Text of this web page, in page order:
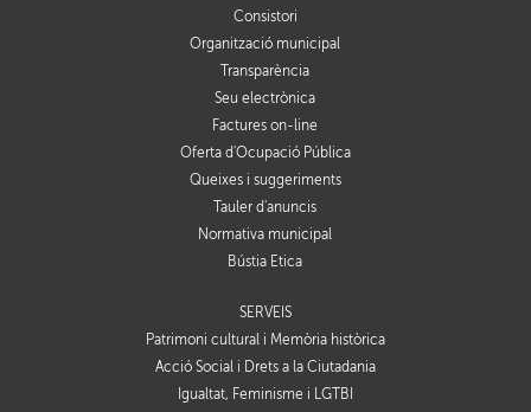
Consistori
Organització municipal
Transparència
Seu electrònica
Factures on-line
Oferta d'Ocupació Pública
Queixes i suggeriments
Tauler d'anuncis
Normativa municipal
Bústia Ètica
SERVEIS
Patrimoni cultural i Memòria històrica
Acció Social i Drets a la Ciutadania
Igualtat, Feminisme i LGTBI